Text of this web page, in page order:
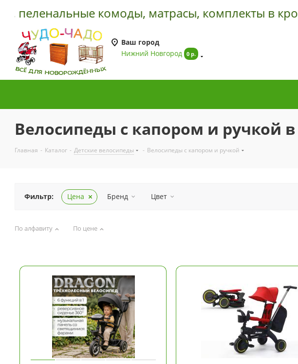
комоды, матрасы, комплекты в
Ваш город
Нижний Новгород 0 р.
Велосипеды с капором и ручкой
Главная - Каталог - Детские велосипеды - Велосипеды с капором и ручкой
Фильтр: Цена Бренд Цвет
По алфавиту По цене